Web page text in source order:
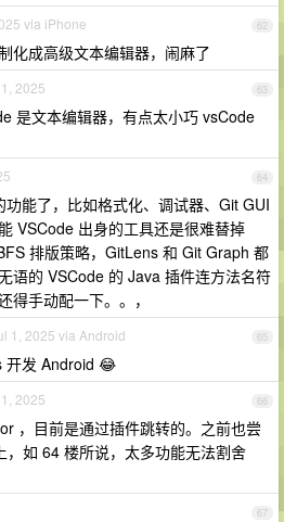
62
via iPhone
成高级文本编辑器，闹麻了
63
2025
是文本编辑器，有点太小巧 vsCode
64
功能了，比如格式化、调试器、Git GUI
VSCode 出身的工具还是很难替掉
排版策略，GitLens 和 Git Graph 都
语的 VSCode 的 Java 插件连方法名符
得手动配一下。。，
65
1, 2025 via Android
开发 Android 😂
66
2025
，目前是通过插件跳转的。之前也尝
如 64 楼所说，太多功能无法割舍
67